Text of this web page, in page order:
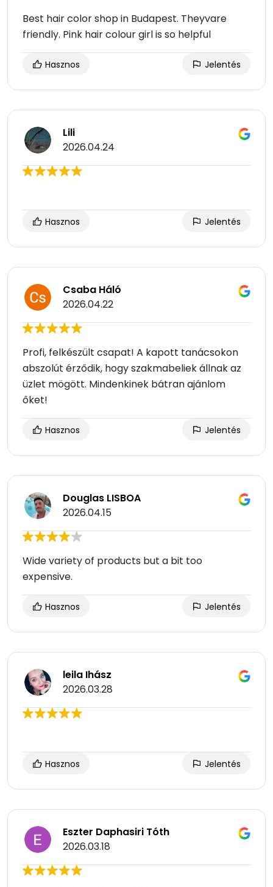
Best hair color shop in Budapest. Theyvare
friendly. Pink hair colour girl is so helpful
Hasznos Jelentés
Lili
2026.04.24
Hasznos Jelentés
Csaba Háló
2026.04.22
Profi, felkészült csapat! A kapott tanácsokon
abszolút érződik, hogy szakmabeliek állnak az
üzlet mögött. Mindenkinek bátran ajánlom
őket!
Hasznos Jelentés
Douglas LISBOA
2026.04.15
Wide variety of products but a bit too
expensive.
Hasznos Jelentés
leila Ihász
2026.03.28
Hasznos Jelentés
Eszter Daphasiri Tóth
2026.03.18